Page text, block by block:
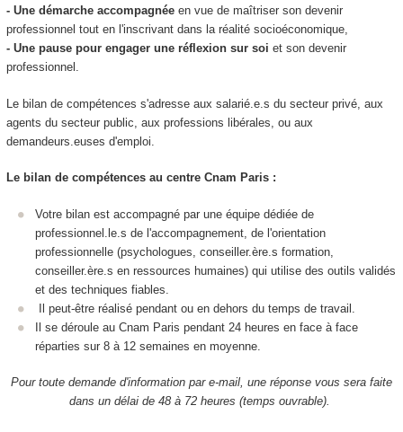
- Une démarche accompagnéeen vue de maîtriser son devenir
professionnel tout en l'inscrivant dans la réalité socio­économique,
- Une pause pour engager une réflexion sur soi et son devenir
professionnel.
Le bilan de compétences s'adresse aux salarié.e.s du secteur privé, aux
agents du secteur public, aux professions libérales, ou aux
demandeurs.euses d'emploi.
Le bilan de compétences au centre Cnam Paris :
Votre bilan est accompagné par une équipe dédiée de
professionnel.le.s de l'accompagnement, de l'orientation
professionnelle (psychologues, conseiller.ère.s formation,
conseiller.ère.s en ressources humaines) qui utilise des outils validés
et des techniques fiables.
Il peut-être réalisé pendant ou en dehors du temps de travail.
Il se déroule au Cnam Paris pendant 24 heures en face à face
réparties sur 8 à 12 semaines en moyenne.
Pour toute demande d'information par e-mail, une réponse vous sera faite
dans un délai de 48 à 72 heures (temps ouvrable).